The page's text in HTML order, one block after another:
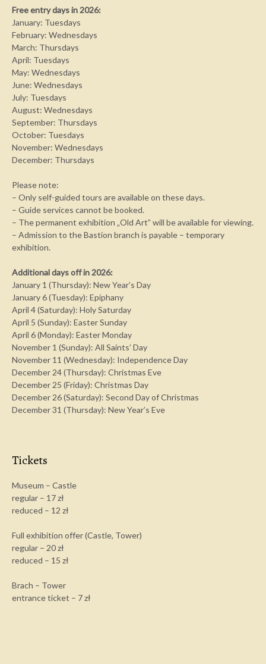
Free entry days in 2026:
January: Tuesdays
February: Wednesdays
March: Thursdays
April: Tuesdays
May: Wednesdays
June: Wednesdays
July: Tuesdays
August: Wednesdays
September: Thursdays
October: Tuesdays
November: Wednesdays
December: Thursdays
Please note:
– Only self-guided tours are available on these days.
– Guide services cannot be booked.
– The permanent exhibition „Old Art” will be available for viewing.
– Admission to the Bastion branch is payable – temporary
exhibition.
Additional days off in 2026:
January 1 (Thursday): New Year’s Day
January 6 (Tuesday): Epiphany
April 4 (Saturday): Holy Saturday
April 5 (Sunday): Easter Sunday
April 6 (Monday): Easter Monday
November 1 (Sunday): All Saints’ Day
November 11 (Wednesday): Independence Day
December 24 (Thursday): Christmas Eve
December 25 (Friday): Christmas Day
December 26 (Saturday): Second Day of Christmas
December 31 (Thursday): New Year’s Eve
Tickets
Museum – Castle
regular – 17 zł
reduced – 12 zł
Full exhibition offer (Castle, Tower)
regular – 20 zł
reduced – 15 zł
Brach – Tower
entrance ticket – 7 zł